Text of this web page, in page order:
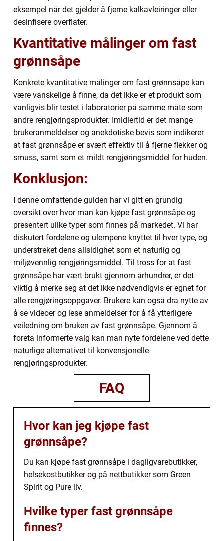
eksempel når det gjelder å fjerne kalkavleiringer eller
desinfisere overflater.
Kvantitative målinger om fast
grønnsåpe
Konkrete kvantitative målinger om fast grønnsåpe kan
være vanskelige å finne, da det ikke er et produkt som
vanligvis blir testet i laboratorier på samme måte som
andre rengjøringsprodukter. Imidlertid er det mange
brukeranmeldelser og anekdotiske bevis som indikerer
at fast grønnsåpe er svært effektiv til å fjerne flekker og
smuss, samt som et mildt rengjøringsmiddel for huden.
Konklusjon:
I denne omfattende guiden har vi gitt en grundig
oversikt over hvor man kan kjøpe fast grønnsåpe og
presentert ulike typer som finnes på markedet. Vi har
diskutert fordelene og ulempene knyttet til hver type, og
understreket dens allsidighet som et naturlig og
miljøvennlig rengjøringsmiddel. Til tross for at fast
grønnsåpe har vært brukt gjennom århundrer, er det
viktig å merke seg at det ikke nødvendigvis er egnet for
alle rengjøringsoppgaver. Brukere kan også dra nytte av
å se videoer og lese anmeldelser for å få ytterligere
veiledning om bruken av fast grønnsåpe. Gjennom å
foreta informerte valg kan man nyte fordelene ved dette
naturlige alternativet til konvensjonelle
rengjøringsprodukter.
FAQ
Hvor kan jeg kjøpe fast
grønnsåpe?
Du kan kjøpe fast grønnsåpe i dagligvarebutikker,
helsekostbutikker og på nettbutikker som Green
Spirit og Pure liv.
Hvilke typer fast grønnsåpe
finnes?